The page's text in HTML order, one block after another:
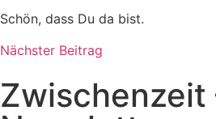
Schön, dass Du da bist.
Nächster Beitrag
Zwischenzeit